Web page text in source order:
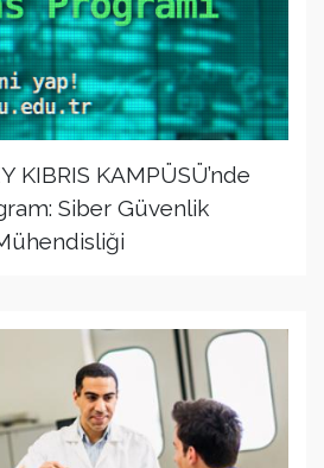
KIBRIS KAMPÜSÜ’nde
Siber Güvenlik